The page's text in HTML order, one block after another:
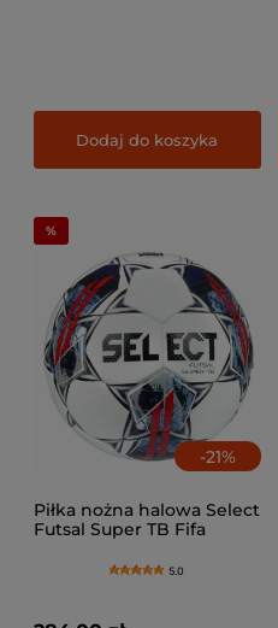
Dodaj do koszyka
-21%
Piłka nożna halowa Select
Futsal Super TB Fifa
5.0